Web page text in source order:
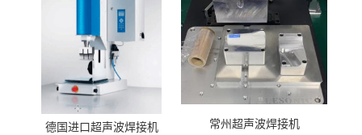
德国进口超声波焊接机 常州超声波焊接机